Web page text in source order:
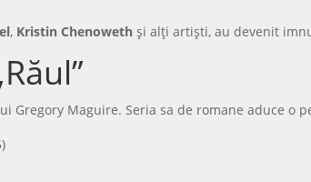
, Kristin Chenoweth și alți artiști, au devenit
Gregory Maguire. Seria sa de romane aduce o